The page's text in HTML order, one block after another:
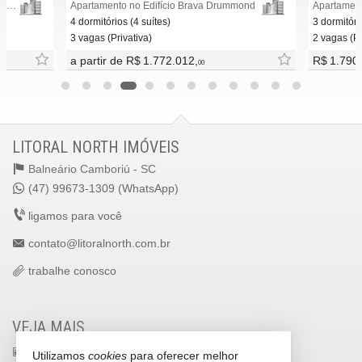
Apartamento no Edifício Brava Green Home Club
Apartamento no Edifício Brava Drummond
4 dormitórios (4 suítes)
3 vagas (Privativa)
a partir de R$ 1.772.012, 00
3
2 vagas
R$
LITORAL NORTH IMÓVEIS
Balneário Camboriú - SC
(47) 99673-1309 (WhatsApp)
ligamos para você
contato@litoralnorth.com.br
trabalhe conosco
VEJA MAIS
receba nosso newsletter
Utilizamos cookies para oferecer melhor